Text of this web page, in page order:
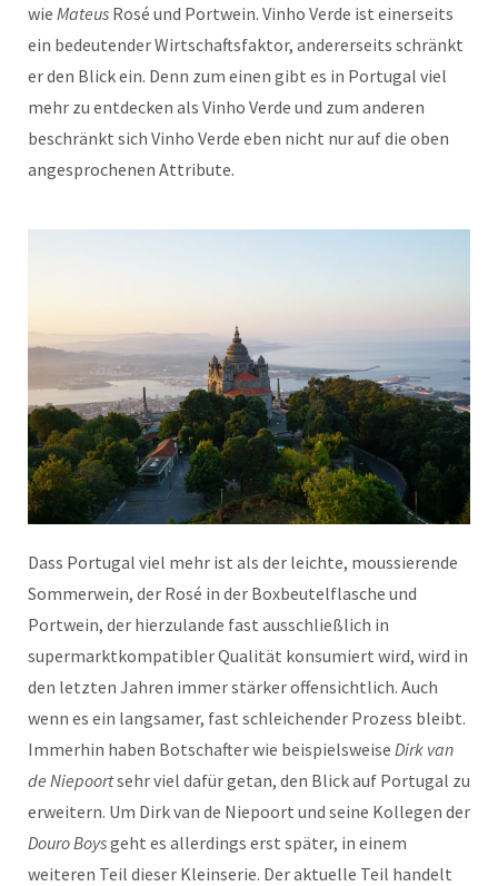
wie Mateus Rosé und Portwein. Vinho Verde ist einerseits
ein bedeutender Wirtschaftsfaktor, andererseits schränkt
er den Blick ein. Denn zum einen gibt es in Portugal viel
mehr zu entdecken als Vinho Verde und zum anderen
beschränkt sich Vinho Verde eben nicht nur auf die oben
angesprochenen Attribute.
Dass Portugal viel mehr ist als der leichte, moussierende
Sommerwein, der Rosé in der Boxbeutelflasche und
Portwein, der hierzulande fast ausschließlich in
supermarktkompatibler Qualität konsumiert wird, wird in
den letzten Jahren immer stärker offensichtlich. Auch
wenn es ein langsamer, fast schleichender Prozess bleibt.
Immerhin haben Botschafter wie beispielsweise Dirk van
de Niepoortsehr viel dafür getan, den Blick auf Portugal zu
erweitern. Um Dirk van de Niepoort und seine Kollegen der
Douro Boysgeht es allerdings erst später, in einem
weiteren Teil dieser Kleinserie. Der aktuelle Teil handelt